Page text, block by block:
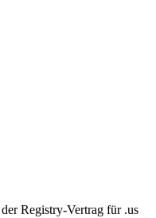
Registry-Vertrag für .us